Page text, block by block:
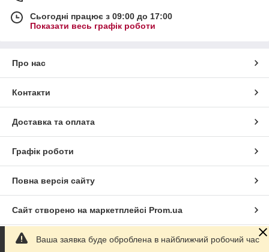
Сьогодні працює з 09:00 до 17:00
Показати весь графік роботи
Про нас
Контакти
Доставка та оплата
Графік роботи
Повна версія сайту
Сайт створено на маркетплейсі Prom.ua
Політика конфіденційності
Ваша заявка буде оброблена в найближчий робочий час